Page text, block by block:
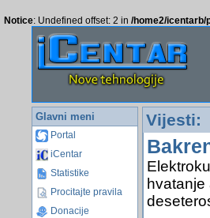
Notice: Undefined offset: 2 in /home2/
Glavni meni
Portal
iCentar
Statistike
Procitajte pravila
Donacije
Vijesti: